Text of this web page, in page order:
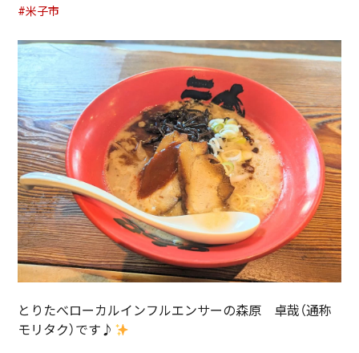
#米子市
とりたべローカルインフルエンサーの森原 卓哉（通称
モリタク）です♪